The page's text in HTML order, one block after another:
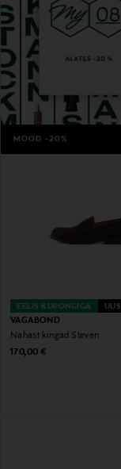
MOOD -20%
EELIS KUPONGIGA UUS
VAGABOND
Nahast kingad Steven
Original Price
170,00 €